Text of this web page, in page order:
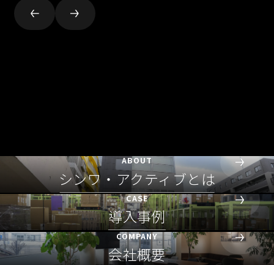
ABOUT
シンワ・アクティブとは
CASE
導入事例
COMPANY
会社概要